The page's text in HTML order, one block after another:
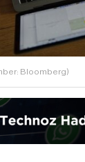
Bloomberg)